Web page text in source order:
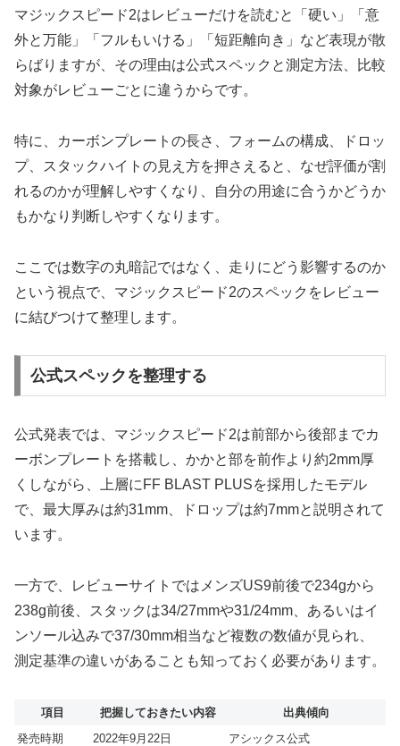
マジックスピード2はレビューだけを読むと「硬い」「意
外と万能」「フルもいける」「短距離向き」など表現が散
らばりますが、その理由は公式スペックと測定方法、比較
対象がレビューごとに違うからです。
特に、カーボンプレートの長さ、フォームの構成、ドロッ
プ、スタックハイトの見え方を押さえると、なぜ評価が割
れるのかが理解しやすくなり、自分の用途に合うかどうか
もかなり判断しやすくなります。
ここでは数字の丸暗記ではなく、走りにどう影響するのか
という視点で、マジックスピード2のスペックをレビュー
に結びつけて整理します。
公式スペックを整理する
公式発表では、マジックスピード2は前部から後部までカ
ーボンプレートを搭載し、かかと部を前作より約2mm厚
くしながら、上層にFF BLAST PLUSを採用したモデル
で、最大厚みは約31mm、ドロップは約7mmと説明されて
います。
一方で、レビューサイトではメンズUS9前後で234gから
238g前後、スタックは34/27mmや31/24mm、あるいはイ
ンソール込みで37/30mm相当など複数の数値が見られ、
測定基準の違いがあることも知っておく必要があります。
項目 把握しておきたい内容
出典傾向
発売時期
2022年9月22日
アシックス公式